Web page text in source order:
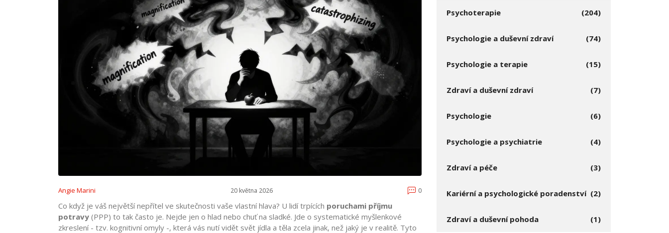
Angie Marini 20 května 2026 0
Co když je váš největší nepřítel ve skutečnosti vaše vlastní hlava? U lidí trpících poruchami příjmu
potravy (PPP) to tak často je. Nejde jen o hlad nebo chuť na sladké. Jde o systematické myšlenkové
zkreslení - tzv. kognitivní omyly -, která vás nutí vidět svět jídla a těla zcela jinak, než jaký je v realitě. Tyto
Psychoterapie (204)
Psychologie a duševní zdraví (74)
Psychologie a terapie (15)
Zdraví a duševní zdraví (7)
Psychologie (6)
Psychologie a psychiatrie (4)
Zdraví a péče (3)
Kariérní a psychologické poradenství (2)
Zdraví a duševní pohoda (1)